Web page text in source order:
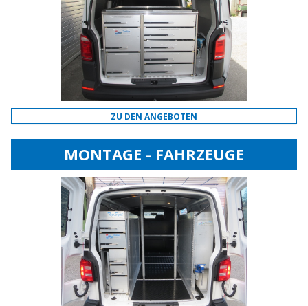
ZU DEN ANGEBOTEN
MONTAGE - FAHRZEUGE